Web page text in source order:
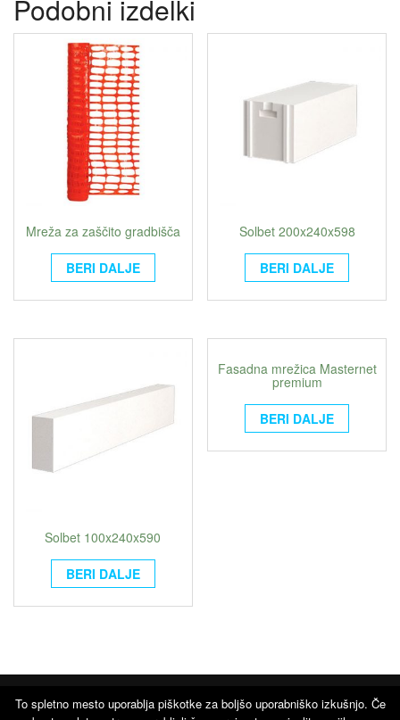
Podobni izdelki
Mreža za zaščito gradbišča
BERI DALJE
Solbet 200x240x598
BERI DALJE
Solbet 100x240x590
BERI DALJE
Fasadna mrežica Masternet
premium
BERI DALJE
To spletno mesto uporablja piškotke za boljšo uporabniško izkušnjo. Če